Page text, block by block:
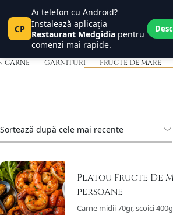
Central
Tanța și
Fructe De
CARNE GARNITURI FRUCTE DE MARE
Platou Fructe De
persoane
Carne midii 70gr, scoici
CP
Ai telefon cu Android?
Instalează aplicația
Restaurant Medgidia pentru
comenzi mai rapide.